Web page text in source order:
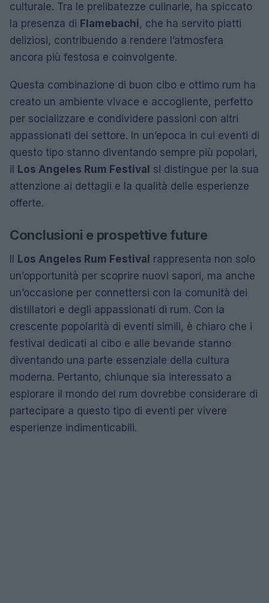
culturale. Tra le prelibatezze culinarie, ha spiccato
la presenza di Flamebachi, che ha servito piatti
deliziosi, contribuendo a rendere l’atmosfera
ancora più festosa e coinvolgente.
Questa combinazione di buon cibo e ottimo rum ha
creato un ambiente vivace e accogliente, perfetto
per socializzare e condividere passioni con altri
appassionati del settore. In un’epoca in cui eventi di
questo tipo stanno diventando sempre più popolari,
il Los Angeles Rum Festival si distingue per la sua
attenzione ai dettagli e la qualità delle esperienze
offerte.
Conclusioni e prospettive future
Il Los Angeles Rum Festival rappresenta non solo
un’opportunità per scoprire nuovi sapori, ma anche
un’occasione per connettersi con la comunità dei
distillatori e degli appassionati di rum. Con la
crescente popolarità di eventi simili, è chiaro che i
festival dedicati al cibo e alle bevande stanno
diventando una parte essenziale della cultura
moderna. Pertanto, chiunque sia interessato a
esplorare il mondo del rum dovrebbe considerare di
partecipare a questo tipo di eventi per vivere
esperienze indimenticabili.